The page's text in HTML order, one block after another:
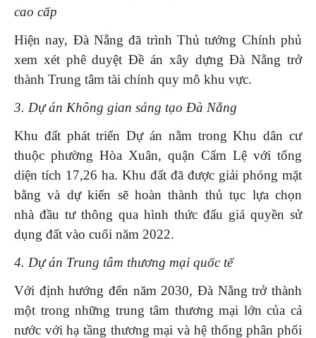
cao cấp
Hiện nay, Đà Nẵng đã trình Thủ tướng Chính phủ
xem xét phê duyệt Đề án xây dựng Đà Nẵng trở
thành Trung tâm tài chính quy mô khu vực.
3. Dự án Không gian sáng tạo Đà Nẵng
Khu đất phát triển Dự án nằm trong Khu dân cư
thuộc phường Hòa Xuân, quận Cẩm Lệ với tổng
diện tích 17,26 ha. Khu đất đã được giải phóng mặt
bằng và dự kiến sẽ hoàn thành thủ tục lựa chọn
nhà đầu tư thông qua hình thức đấu giá quyền sử
dụng đất vào cuối năm 2022.
4. Dự án Trung tâm thương mại quốc tế
Với định hướng đến năm 2030, Đà Nẵng trở thành
một trong những trung tâm thương mại lớn của cả
nước với hạ tầng thương mại và hệ thống phân phối